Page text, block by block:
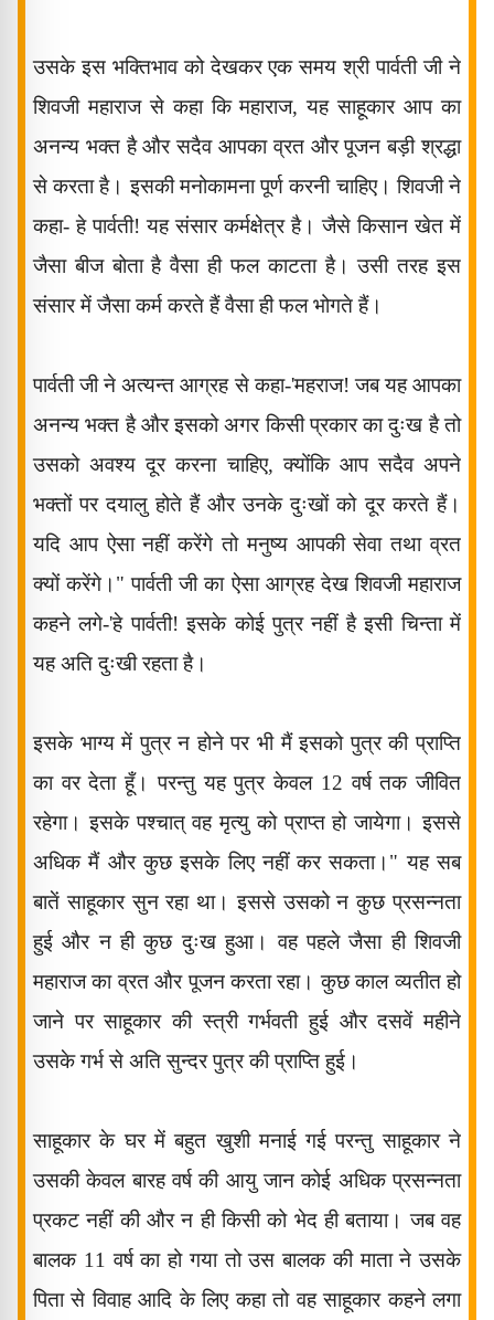
उसके इस भक्तिभाव को देखकर एक समय श्री पार्वती जी ने
शिवजी महाराज से कहा कि महाराज,यह साहूकार आप का
अनन्य भक्त है और सदैव आपका व्रत और पूजन बड़ी श्रद्धा
से करता है। इसकी मनोकामना पूर्ण करनी चाहिए। शिवजी ने
कहा- हे पार्वती! यह संसार कर्मक्षेत्र है। जैसे किसान खेत में
जैसा बीज बोता है वैसा ही फल काटता है। उसी तरह इस
संसार में जैसा कर्म करते हैं वैसा ही फल भोगते हैं।
पार्वती जी ने अत्यन्त आग्रह से कहा-'महराज! जब यह आपका
अनन्य भक्त है और इसको अगर किसी प्रकार का दुःख है तो
उसको अवश्य दूर करना चाहिए,क्योंकि आप सदैव अपने
भक्तों पर दयालु होते हैं और उनके दुःखों को दूर करते हैं।
यदि आप ऐसा नहीं करेंगे तो मनुष्य आपकी सेवा तथा व्रत
क्यों करेंगे।" पार्वती जी का ऐसा आग्रह देख शिवजी महाराज
कहने लगे-'हे पार्वती! इसके कोई पुत्र नहीं है इसी चिन्ता में
यह अति दुःखी रहता है।
इसके भाग्य में पुत्र न होने पर भी मैं इसको पुत्र की प्राप्ति
का वर देता हूँ। परन्तु यह पुत्र केवल 12वर्ष तक जीवित
रहेगा। इसके पश्चात् वह मृत्यु को प्राप्त हो जायेगा। इससे
अधिक मैं और कुछ इसके लिए नहीं कर सकता।" यह सब
बातें साहूकार सुन रहा था। इससे उसको न कुछ प्रसन्नता
हुई और न ही कुछ दुःख हुआ। वह पहले जैसा ही शिवजी
महाराज का व्रत और पूजन करता रहा। कुछ काल व्यतीत हो
जाने पर साहूकार की स्त्री गर्भवती हुई और दसवें महीने
उसके गर्भ से अति सुन्दर पुत्र की प्राप्ति हुई।
साहूकार के घर में बहुत खुशी मनाई गई परन्तु साहूकार ने
उसकी केवल बारह वर्ष की आयु जान कोई अधिक प्रसन्नता
प्रकट नहीं की और न ही किसी को भेद ही बताया। जब वह
बालक 11वर्ष का हो गया तो उस बालक की माता ने उसके
पिता से विवाह आदि के लिए कहा तो वह साहूकार कहने लगा